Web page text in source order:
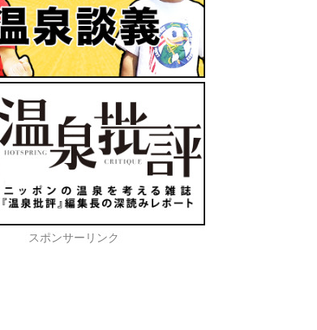
スポンサーリンク